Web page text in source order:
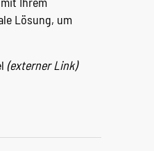
Lösung, um
(externer Link)